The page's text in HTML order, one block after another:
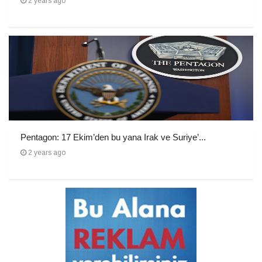
Pentagon: 17 Ekim’den bu yana Irak ve Suriye’...
2 years ago